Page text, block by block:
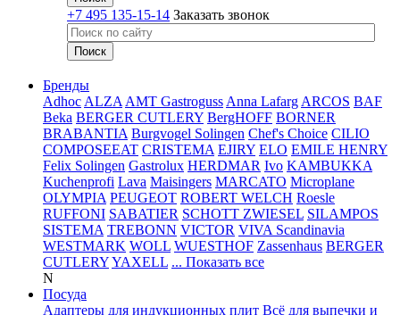
+7 495 135-15-14 Заказать звонок
Бренды
Adhoc ALZA AMT Gastroguss Anna Lafarg ARCOS BAF
Beka BERGER CUTLERY BergHOFF BORNER
BRABANTIA Burgvogel Solingen Chef's Choice CILIO
COMPOSEEAT CRISTEMA EJIRY ELO EMILE HENRY
Felix Solingen Gastrolux HERDMAR Ivo KAMBUKKA
Kuchenprofi Lava Maisingers MARCATO Microplane
OLYMPIA PEUGEOT ROBERT WELCH Roesle
RUFFONI SABATIER SCHOTT ZWIESEL SILAMPOS
SISTEMA TREBONN VICTOR VIVA Scandinavia
WESTMARK WOLL WUESTHOF Zassenhaus BERGER
CUTLERYYAXELL ... Показать все
N
Посуда
Адаптеры для индукционных плит Всё для выпечки и